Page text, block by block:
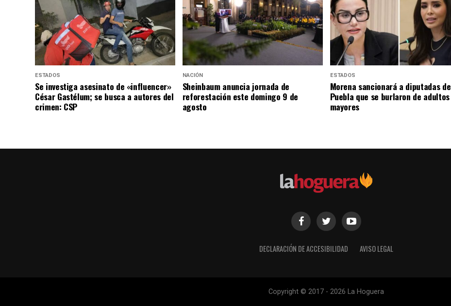
ESTADOS
Se investiga asesinato de «influencer»
César Gastélum; se busca a autores del
crimen: CSP
NACIÓN
Sheinbaum anuncia jornada de
reforestación este domingo 9 de
agosto
ESTADOS
Morena sancionará a diputadas de
Puebla que se burlaron de adultos
mayores
DECLARACIÓN DE ACCESIBILIDAD AVISO LEGAL
Copyright © 2017 - 2026 La Hoguera